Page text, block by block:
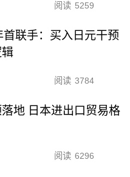
阅读 5259
首联手：买入日元干预
阅读 3784
落地 日本进出口贸易格
阅读 6296